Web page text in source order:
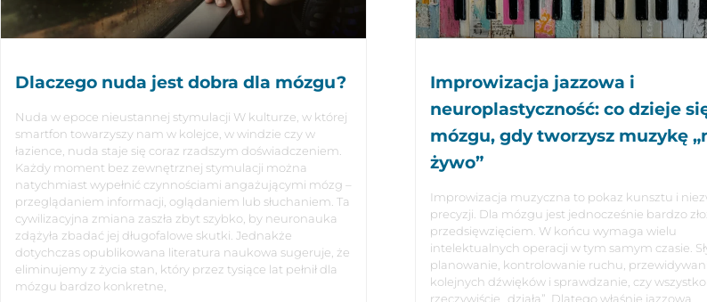
Dlaczego nuda jest dobra dla mózgu?
Nuda w epoce nieustannej stymulacji W kulturze, w której
smartfon towarzyszy nam w kolejce, w windzie czy w
łazience, nuda staje się coraz rzadszym doświadczeniem.
Każdy moment bez zewnętrznej stymulacji można
natychmiast wypełnić czynnościami angażującymi mózg –
przeglądaniem informacji, oglądaniem lub słuchaniem. Ta
cywilizacyjna zmiana zaszła zbyt szybko, by neuronauka
zdążyła zbadać jej długofalowe skutki. Jednakże
dotychczas opublikowana literatura naukowa sugeruje, że
eliminujemy z życia stan, który przez tysiące lat pełnił dla
mózgu bardzo konkretne,
Improwizacja jazzowa i
neuroplastyczność: co dzieje
mózgu, gdy tworzysz muzykę
żywo”
Improwizacja muzyczna to pokaz kunsztu i
precyzji. Dla mózgu jest jednocześnie bardzo
przedsięwzięciem. W końcu wymaga wielu
intelektualnych operacji w tym samym czasie.
planowanie, kontrolowanie ruchu,
kolejnych dźwięków i sprawdzanie, czy wszystko
rzeczywiście „działa”. Dlatego właśnie jazzowa